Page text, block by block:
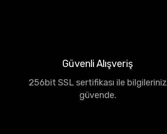
Güvenli Alışveriş
256bit SSL sertifikası ile bilgileriniz
güvende.